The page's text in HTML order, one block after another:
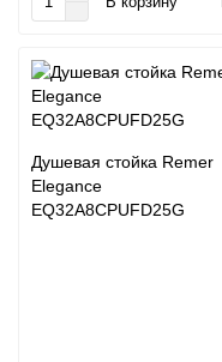
Душевая стойка Remer
Elegance
EQ32A8CPUFD25G